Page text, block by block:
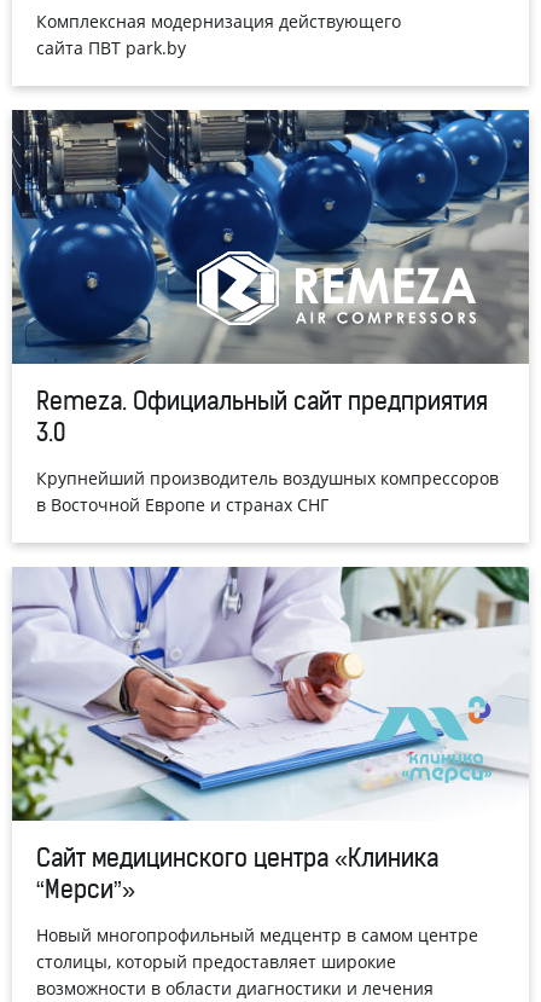
Сайт медицинского центра «Клиника
“Мерси”»
Новый многопрофильный медцентр в самом центре
столицы, который предоставляет широкие
возможности в области диагностики и лечения
Комплексная модернизация действующего
сайта ПВТ park.by
Remeza. Официальный сайт предприятия
3.0
Крупнейший производитель воздушных компрессоров
в Восточной Европе и странах СНГ